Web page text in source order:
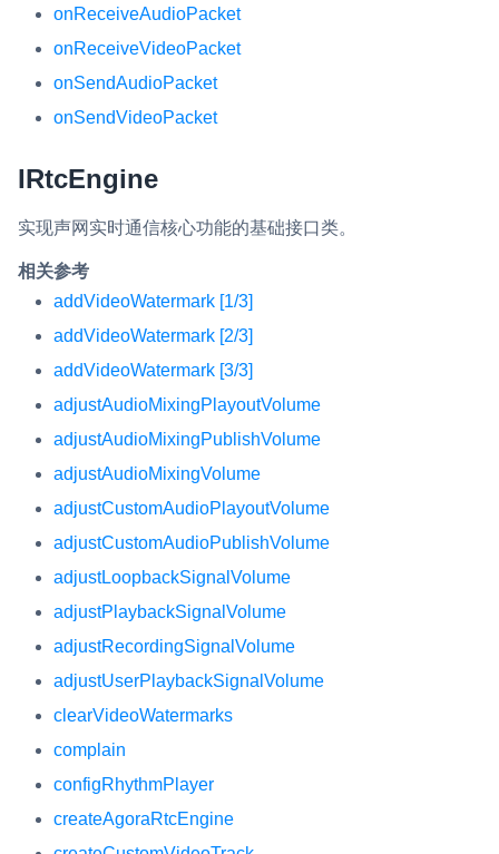
onReceiveAudioPacket
onReceiveVideoPacket
onSendAudioPacket
onSendVideoPacket
IRtcEngine
实现声网实时通信核心功能的基础接口类。
相关参考
addVideoWatermark [1/3]
addVideoWatermark [2/3]
addVideoWatermark [3/3]
adjustAudioMixingPlayoutVolume
adjustAudioMixingPublishVolume
adjustAudioMixingVolume
adjustCustomAudioPlayoutVolume
adjustCustomAudioPublishVolume
adjustLoopbackSignalVolume
adjustPlaybackSignalVolume
adjustRecordingSignalVolume
adjustUserPlaybackSignalVolume
clearVideoWatermarks
complain
configRhythmPlayer
createAgoraRtcEngine